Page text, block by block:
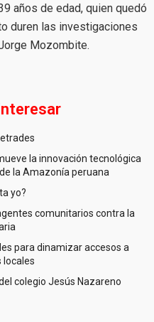
años de edad, quien quedó
duren las investigaciones
Mozombite.
la innovación tecnológica
la Amazonía peruana
yo?
comunitarios contra la
para dinamizar accesos a
locales
colegio Jesús Nazareno